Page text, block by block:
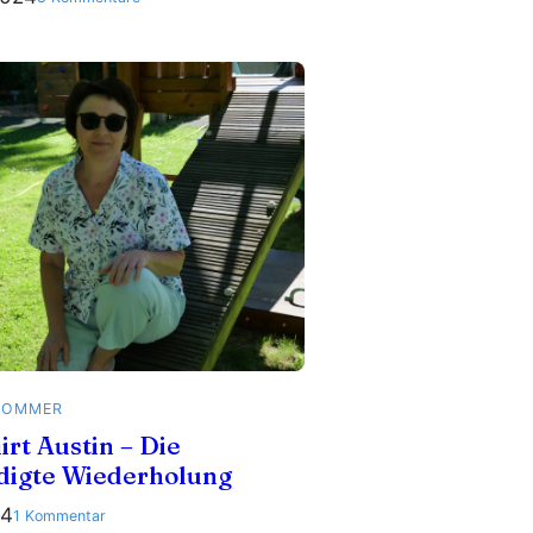
Burda
Style
Austin – Die
Wiederholung
1 Kommentarzu